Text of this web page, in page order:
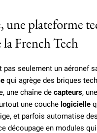
une plateforme
French Tech
pas seulement un aéronef
qui agrège des briques
une chaîne de capteurs,
une couche logicielle
et parfois automatise
découpage en modules